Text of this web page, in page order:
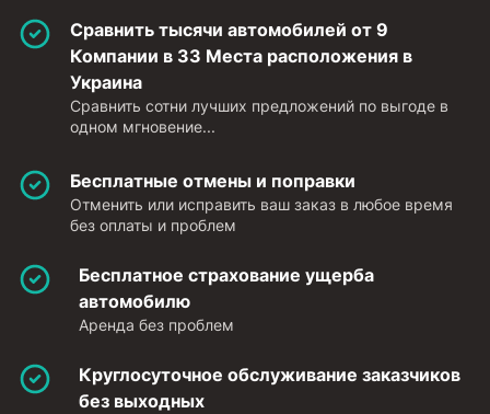
Сравнить тысячи автомобилей от 9
Компании в 33 Места расположения в
Украина
Сравнить сотни лучших предложений по выгоде в
одном мгновение...
Бесплатные отмены и поправки
Отменить или исправить ваш заказ в любое время
без оплаты и проблем
Бесплатное страхование ущерба
автомобилю
Аренда без проблем
Круглосуточное обслуживание заказчиков
без выходных